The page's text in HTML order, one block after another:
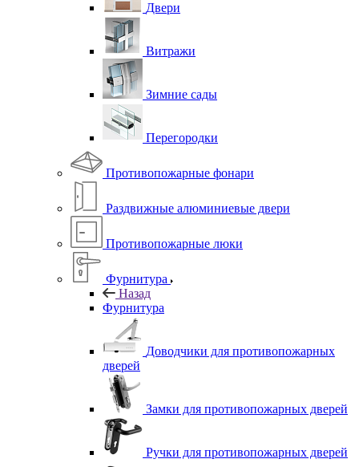
Двери
Витражи
Зимние сады
Перегородки
Противопожарные фонари
Раздвижные алюминиевые двери
Противопожарные люки
Фурнитура
Назад
Фурнитура
Доводчики для противопожарных
дверей
Замки для противопожарных дверей
Ручки для противопожарных дверей